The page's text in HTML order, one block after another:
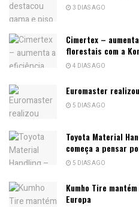
3 DIAS AGO
Cimertex –
florestais com a
4 DIAS AGO
Euromaster
5 DIAS AGO
Toyota Material
começa a pensar
5 DIAS AGO
Kumho Tire
Europa